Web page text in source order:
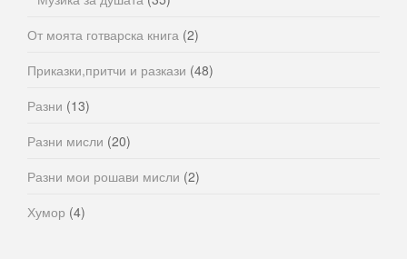
От моята готварска книга (2)
Приказки,притчи и разкази (48)
Разни (13)
Разни мисли (20)
Разни мои рошави мисли (2)
Хумор (4)